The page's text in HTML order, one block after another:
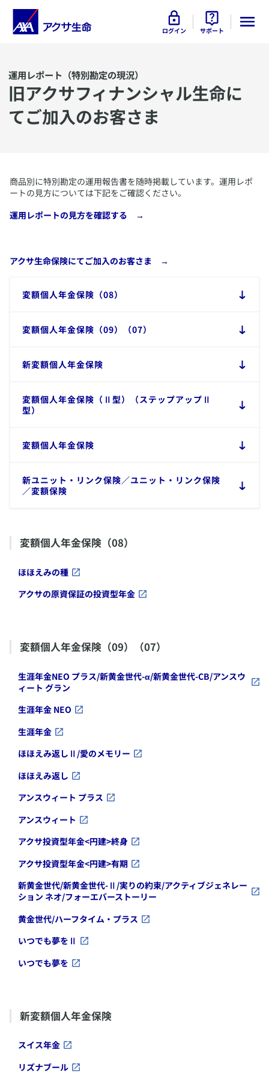
ログイン サポート
運用レポート（特別勘定の現況）
旧アクサフィナンシャル生命に
てご加入のお客さま
​商品別に特別勘定の運用報告書を随時掲載しています。運用レポ
ートの見方については下記をご確認ください。
​​運用レポートの見方を確認する →
​アクサ生命保険にてご加入のお客さま →
​変額個人年金保険（08）
​変額個人年金保険（09）（07）
​新変額個人年金保険
​変額個人年金保険（Ⅱ型）（ステップアップⅡ
型）
​変額個人年金保険
​新ユニット・リンク保険／ユニット・リンク保険
／変額保険
変額個人年金保険（08）
​ほほえみの種
​アクサの原資保証の投資型年金
変額個人年金保険（09）（07）
​生涯年金NEO プラス/新黄金世代-α/新黄金世代-CB/アンスウ
ィート グラン
​生涯年金 NEO
​生涯年金
​ほほえみ返しⅡ/愛のメモリー
​ほほえみ返し
​アンスウィート プラス
​アンスウィート
​アクサ投資型年金<円建>終身
​アクサ投資型年金<円建>有期
​新黄金世代/新黄金世代-Ⅱ/実りの約束/アクティブジェネレー
ション ネオ/フォーエバーストーリー
​黄金世代/​ハーフタイム・プラス
​いつでも夢をⅡ
​いつでも夢を
新変額個人年金保険
​スイス年金
​リズナブール